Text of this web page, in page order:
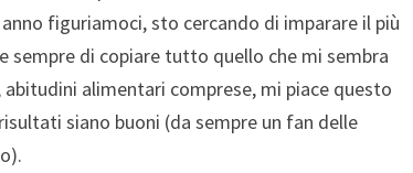
figuriamoci, sto cercando di imparare il più
sempre di copiare tutto quello che mi sembra
alimentari comprese, mi piace questo
siano buoni (da sempre un fan delle